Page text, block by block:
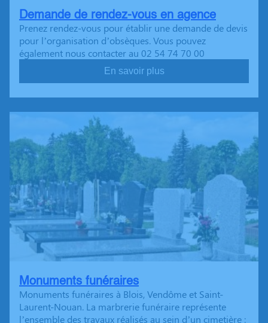
Demande de rendez-vous en agence
Prenez rendez-vous pour établir une demande de devis
pour l’organisation d’obsèques. Vous pouvez
également nous contacter au 02 54 74 70 00
En savoir plus
Monuments funéraires
Monuments funéraires à Blois, Vendôme et Saint-
Laurent-Nouan. La marbrerie funéraire représente
l’ensemble des travaux réalisés au sein d’un cimetière :